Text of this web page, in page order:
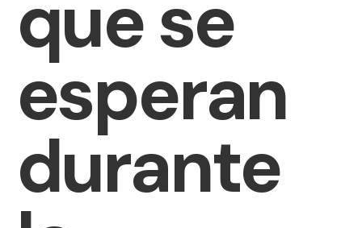
que se
esperan
durante